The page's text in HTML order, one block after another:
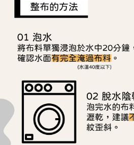
易，需依本服務之必要範圍內提供個人資料
權轉讓予恩沛科技股份有限公司。
https://aftee.tw/terms/#terms3
３．未成年的使用者請事先徵得法定代理人
「AFTEE先享後付」，若未經同意申辦者引
任。
４．使用「AFTEE先享後付」時，將依據個
時審查核予不同之上限額度；若仍有額度不
請求用戶進行身份認證。
５．嚴禁一人註冊多個帳號或使用他人資訊
恩沛科技股份有限公司將有權停止該用戶之